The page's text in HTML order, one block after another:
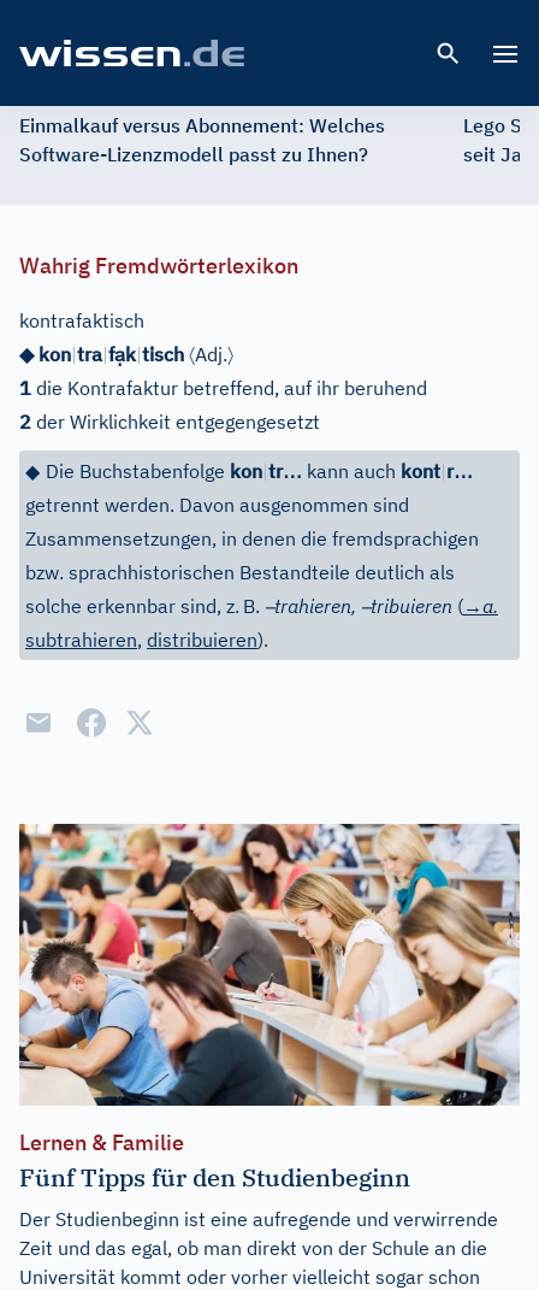
Einmalkauf versus Abonnement: Welches
Software-Lizenzmodell passt zu Ihnen?
Lego
seit
Wahrig Fremdwörterlexikon
kontrafaktisch
◆ kon|tra|fạk|tisch 〈Adj.〉
1 die Kontrafaktur betreffend, auf ihr beruhend
2 der Wirklichkeit entgegengesetzt
◆ Die Buchstabenfolge kon|tr… kann auch kont|r…
getrennt werden. Davon ausgenommen sind
Zusammensetzungen, in denen die fremdsprachigen
bzw. sprachhistorischen Bestandteile deutlich als
solche erkennbar sind, z. B. –trahieren, –tribuieren (→a.
subtrahieren, distribuieren).
Lernen & Familie
Fünf Tipps für den Studienbeginn
Der Studienbeginn ist eine aufregende und verwirrende
Zeit und das egal, ob man direkt von der Schule an die
Universität kommt oder vorher vielleicht sogar schon